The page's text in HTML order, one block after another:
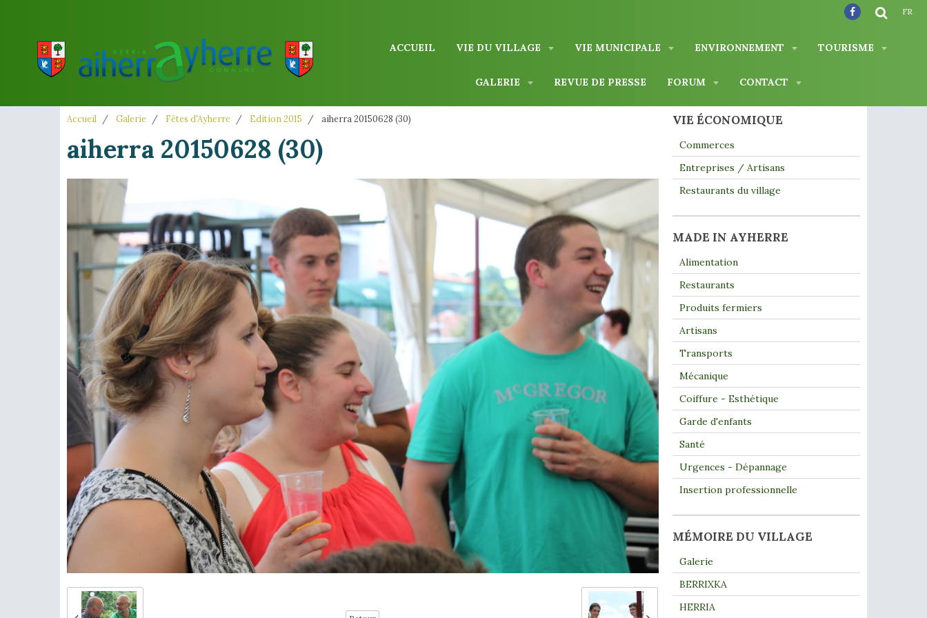
ACCUEIL VIE DU VILLAGE VIE MUNICIPALE ENVIRONNEMENT TOURISME
GALERIE REVUE DE PRESSE FORUM CONTACT
FR
Accueil Galerie Fêtes d'Ayherre Edition 2015 aiherra 20150628 (30)
aiherra 20150628 (30)
VIE ÉCONOMIQUE
Commerces
Entreprises / Artisans
Restaurants du village
MADE IN AYHERRE
Alimentation
Restaurants
Produits fermiers
Artisans
Transports
Mécanique
Coiffure - Esthétique
Garde d'enfants
Santé
Urgences - Dépannage
Insertion professionnelle
MÉMOIRE DU VILLAGE
Galerie
BERRIXKA
HERRIA